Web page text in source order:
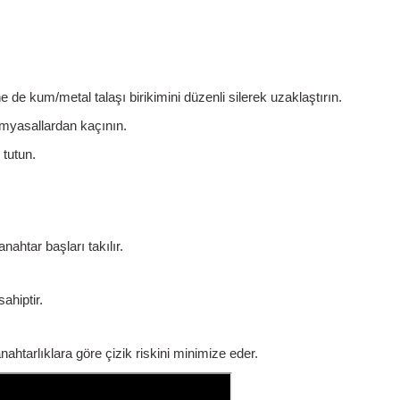
de kum/metal talaşı birikimini düzenli silerek uzaklaştırın.
kaçının.
tutun.
başları takılır.
göre çizik riskini minimize eder.